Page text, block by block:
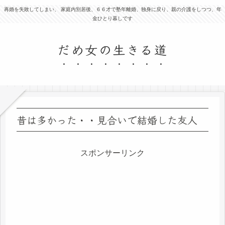
再婚を失敗してしまい、 家庭内別居後、６６才で塾年離婚、独身に戻り、親の介護をしつつ、年
金ひとり暮しです
だめ女の生きる道
昔は多かった・・見合いで結婚した友人
スポンサーリンク